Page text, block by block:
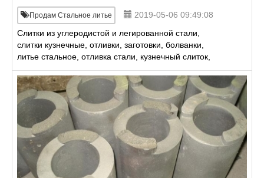
Продам Стальное литье
2019-05-06 09:49:08
Слитки из углеродистой и легированной стали,
слитки кузнечные, отливки, заготовки, болванки,
литье стальное, отливка стали, кузнечный слиток,
Стальное фасонное литьё – от нескольких
килограммов до 30